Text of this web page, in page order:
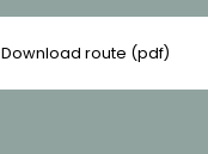
Download route (pdf)